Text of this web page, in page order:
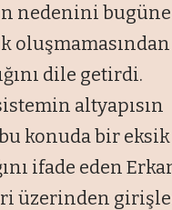
nedenini bugüne
oluşmamasından
dile getirdi.
altyapısın
konuda bir eksik
ifade eden
üzerinden